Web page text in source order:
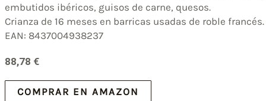
embutidos ibéricos, guisos de carne, quesos.
Crianza de 16 meses en barricas usadas de roble francés.
EAN: 8437004938237
88,78 €
COMPRAR EN AMAZON